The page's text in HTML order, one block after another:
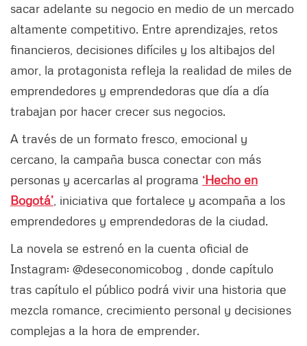
sacar adelante su negocio en medio de un mercado
altamente competitivo. Entre aprendizajes, retos
financieros, decisiones difíciles y los altibajos del
amor, la protagonista refleja la realidad de miles de
emprendedores y emprendedoras que día a día
trabajan por hacer crecer sus negocios.
A través de un formato fresco, emocional y
cercano, la campaña busca conectar con más
personas y acercarlas al programa ‘Hecho en
Bogotá’ , iniciativa que fortalece y acompaña a los
emprendedores y emprendedoras de la ciudad.
La novela se estrenó en la cuenta oficial de
Instagram: @deseconomicobog , donde capítulo
tras capítulo el público podrá vivir una historia que
mezcla romance, crecimiento personal y decisiones
complejas a la hora de emprender.